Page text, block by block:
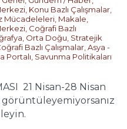
, Konu Bazlı Çalışmalar,
Mücadeleleri, Makale,
, Coğrafi Bazlı
, Orta Doğu, Stratejik
Bazlı Çalışmalar,Asya -
Portalı, Savunma Politikaları
21 Nisan-28 Nisan
görüntüleyemiyorsanız